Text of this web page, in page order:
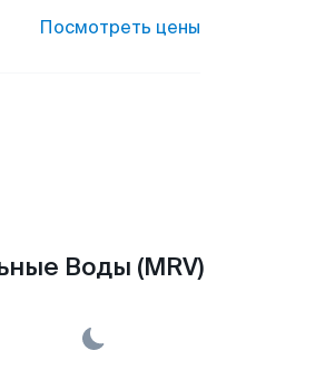
Посмотреть цены
Воды (MRV)